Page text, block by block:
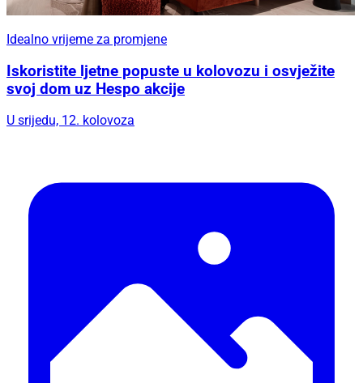
Idealno vrijeme za promjene
Iskoristite ljetne popuste u kolovozu i osvježite
svoj dom uz Hespo akcije
U srijedu, 12. kolovoza